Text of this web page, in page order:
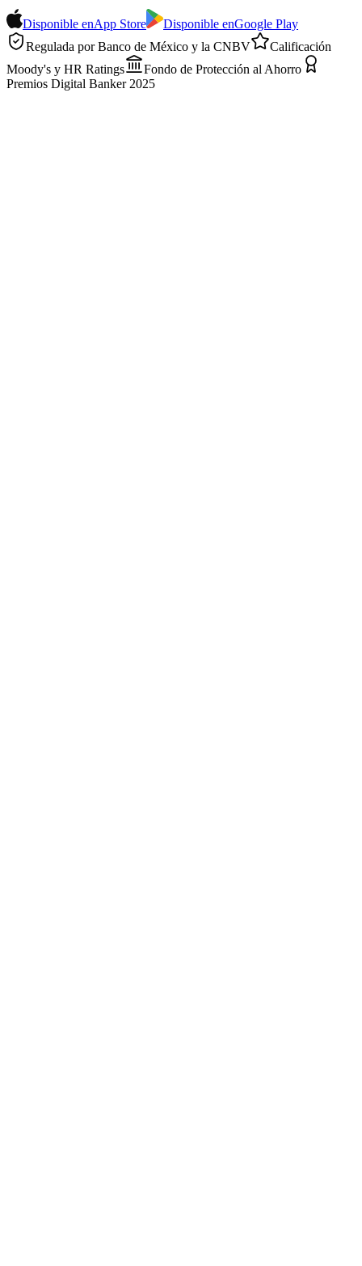
Disponible enApp Store Disponible enGoogle Play
Regulada por Banco de México y la CNBV
Calificación
Moody's y HR Ratings
Fondo de Protección al Ahorro
Premios Digital Banker 2025